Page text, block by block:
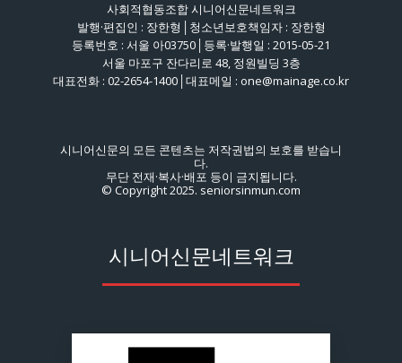
사회적협동조합 시니어신문네트워크
발행·편집인 : 장한형│청소년보호책임자 : 장한형
등록번호 : 서울 아03750│등록·발행일 : 2015-05-21
서울 마포구 잔다리로 48, 정원빌딩 3층
대표전화 : 02-2654-1400│대표메일 : one@mainage.co.kr
시니어신문의 모든 콘텐츠는 저작권법의 보호를 받습니
다.
무단 전재·복사·배포 등이 금지됩니다.
© Copyright 2025. seniorsinmun.com
시니어신문네트워크